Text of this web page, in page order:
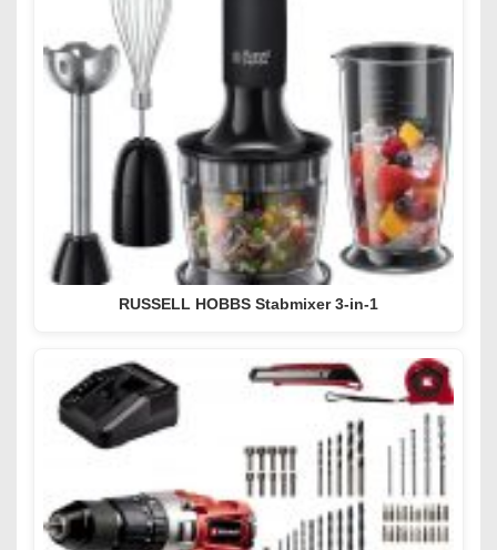
RUSSELL HOBBS Stabmixer 3-in-1